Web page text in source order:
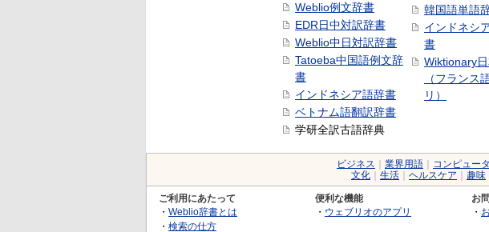
Weblio例文辞書
EDR日中対訳辞書
Weblio中日対訳辞書
Tatoeba中国語例文辞
書
インドネシア語辞書
ベトナム語翻訳辞書
学研全訳古語辞典
韓国語単語
インドネシ
書
Wiktionary
（フランス
リ）
ビジネス 業界用語 コンピュータ
文化
生活 ヘルスケア 趣味
ご利用にあたって
・ Weblio辞書とは
・ 検索の仕方
便利な機能
・ ウェブリオのアプリ
お
・